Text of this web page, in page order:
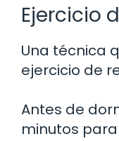
Ejercicio
Una técnica
ejercicio de
Antes de
minutos